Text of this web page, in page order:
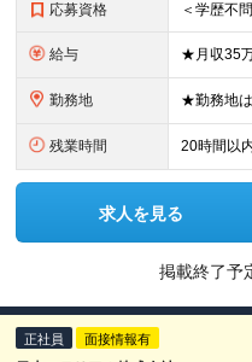
応募資格
給与
勤務地
残業時間 20時間以
求人を見る
掲載終了予
正社員 面接情報有